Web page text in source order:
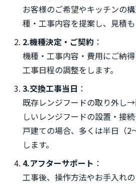
お客様のご希望やキッチンの
種・工事内容を提案し、見積も
2.機種決定・ご契約 ：
機種・工事内容・費用にご納得
工事日程の調整をします。
3.交換工事当日 ：
既存レンジフードの取り外し
しいレンジフードの設置・接
戸建ての場合、多くは半日（2
します。
4.アフターサポート ：
工事後、操作方法やお手入れ